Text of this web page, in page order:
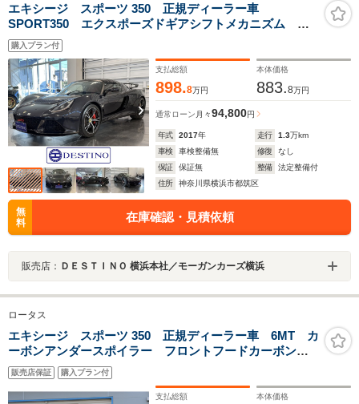
エキシージ スポーツ 350 正規ディーラー車
SPORT350 エクスポーズドギアシフトメカニズム 軽
量ルーバー式テールゲート 社外デジタルインナーミラ
ー ETC レッドレザー レッドキャリパー
購入プラン付
支払総額
898.8万円
本体価格
883.8万円
通常ローン 月々94,800円
年式 2017年 走行 1.3万km
車検
車検整備無 修復
なし
保証
保証無 整備
法定整備付
住所
神奈川県横浜市都筑区
無
料
在庫確認・見積依頼
販売店： ＤＥＳＴＩＮＯ 横浜本社／モーガンカーズ横浜
ロータス
エキシージ スポーツ 350 正規ディーラー車 6MT カ
ーボンアンダースポイラー フロントフードカーボン
PPF ルーフパネルカーボンPPF エキゾーストバルブ切
替スイッチ APレーシングブレードキャリパー 純正17
インチアルミ 室内車庫保管
販売店保証 購入プラン付
支払総額 本体価格